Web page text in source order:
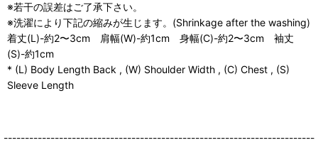
※若干の誤差はご了承下さい。
※洗濯により下記の縮みが生じます。(Shrinkage after the washing)
着丈(L)-約2〜3cm 肩幅(W)-約1cm 身幅(C)-約2〜3cm 袖丈
(S)-約1cm
* (L) Body Length Back , (W) Shoulder Width , (C) Chest , (S)
Sleeve Length
-------------------------------------------------------------------------